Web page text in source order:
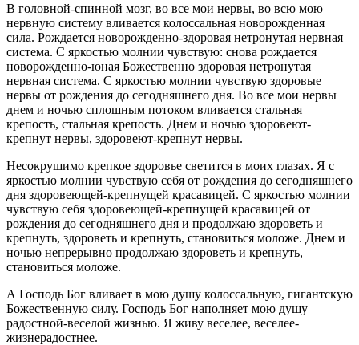
В головной-спинной мозг, во все мои нервы, во всю мою
нервную систему вливается колоссальная новорожденная
сила. Рождается новорожденно-здоровая нетронутая нервная
система. С яркостью молнии чувствую: снова рождается
новорожденно-юная Божественно здоровая нетронутая
нервная система. С яркостью молнии чувствую здоровые
нервы от рождения до сегодняшнего дня. Во все мои нервы
днем и ночью сплошным потоком вливается стальная
крепость, стальная крепость. Днем и ночью здоровеют-
крепнут нервы, здоровеют-крепнут нервы.
Несокрушимо крепкое здоровье светится в моих глазах. Я с
яркостью молнии чувствую себя от рождения до сегодняшнего
дня здоровеющей-крепнущей красавицей. С яркостью молнии
чувствую себя здоровеющей-крепнущей красавицей от
рождения до сегодняшнего дня и продолжаю здороветь и
крепнуть, здороветь и крепнуть, становиться моложе. Днем и
ночью непрерывно продолжаю здороветь и крепнуть,
становиться моложе.
А Господь Бог вливает в мою душу колоссальную, гигантскую
Божественную силу. Господь Бог наполняет мою душу
радостной-веселой жизнью. Я живу веселее, веселее-
жизнерадостнее.